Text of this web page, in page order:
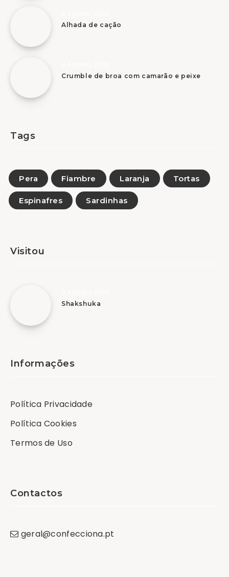
Alhada de cação
Crumble de broa com camarão e peixe
Tags
Pera Fiambre Laranja Tortas
Espinafres Sardinhas
Visitou
Shakshuka
Informações
Política Privacidade
Política Cookies
Termos de Uso
Contactos
geral@confecciona.pt